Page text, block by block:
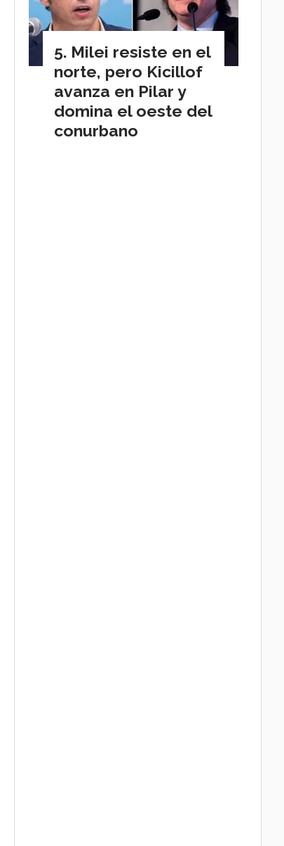
Milei resiste en el
norte, pero Kicillof
avanza en Pilar y
domina el oeste del
conurbano